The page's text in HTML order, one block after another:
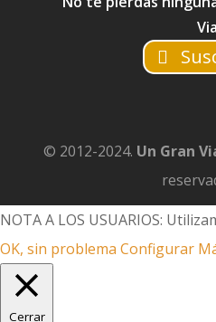
© 2012-2024. Un Gran
NOTA A LOS USUARIOS:
OK, sin problema Configurar
Cerrar